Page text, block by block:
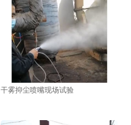
干雾抑尘喷嘴现场试验